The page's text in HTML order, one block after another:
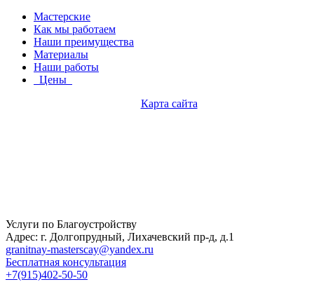
Мастерские
Как мы работаем
Наши преимущества
Материалы
Наши работы
Цены
Карта сайта
Услуги по Благоустройству
Адрес: г. Долгопрудный, Лихачевский пр-д, д.1
granitnay-masterscay@yandex.ru
Бесплатная консультация
+7(915)402-50-50